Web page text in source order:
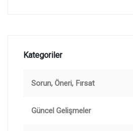
Kategoriler
Sorun, Öneri, Fırsat
Güncel Gelişmeler